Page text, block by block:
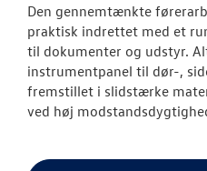
Den gennemtænkte
praktisk indrettet med et
til dokumenter og udstyr.
instrumentpanel til dør-,
fremstillet i slidstærke
ved høj